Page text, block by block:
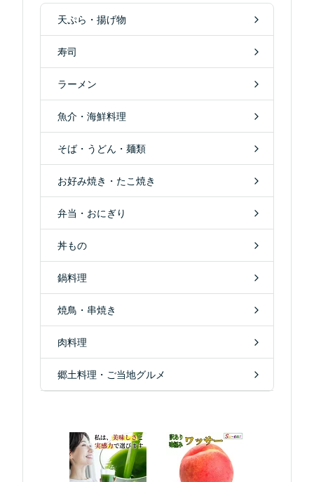
天ぷら・揚げ物
寿司
ラーメン
魚介・海鮮料理
そば・うどん・麺類
お好み焼き・たこ焼き
弁当・おにぎり
丼もの
鍋料理
焼鳥・串焼き
肉料理
郷土料理・ご当地グルメ